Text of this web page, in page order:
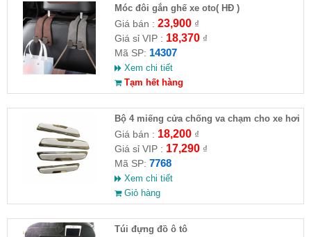
Móc đôi gắn ghế xe oto( HĐ )
Giá bán : 23,900₫
Giá sỉ VIP : 18,370₫
Mã SP: 14307
Xem chi tiết
Tạm hết hàng
Bộ 4 miếng cửa chống va chạm cho xe hơi
Giá bán : 18,200₫
Giá sỉ VIP : 17,290₫
Mã SP: 7768
Xem chi tiết
Giỏ hàng
Túi đựng đồ ô tô